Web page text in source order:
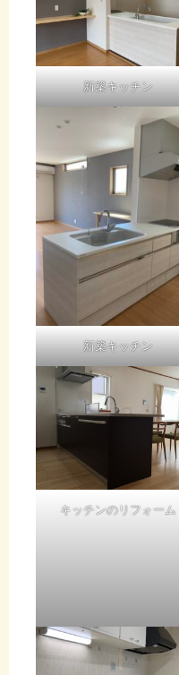
新築キッチン
新築キッチン
キッチンのリフォーム